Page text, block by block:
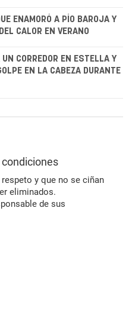
ENAMORÓ A PÍO BAROJA Y
CALOR EN VERANO
CORREDOR EN ESTELLA Y
EN LA CABEZA DURANTE
y que no se ciñan
eliminados.
de sus